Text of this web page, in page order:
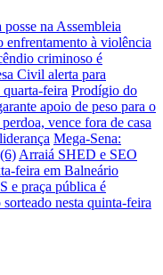
na Assembleia
enfrentamento à violência
criminoso é
Civil alerta para
feira Prodígio do
apoio de peso para o
vence fora de casa
Mega-Sena:
Arraiá SHED e SEO
feira em Balneário
e praça pública é
nesta quinta-feira